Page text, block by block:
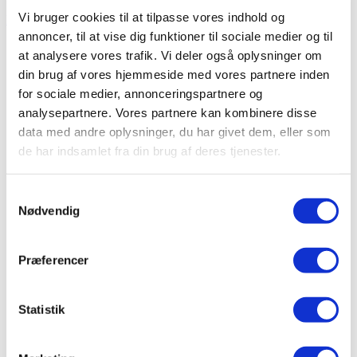
Vi bruger cookies til at tilpasse vores indhold og
annoncer, til at vise dig funktioner til sociale medier og til
at analysere vores trafik. Vi deler også oplysninger om
din brug af vores hjemmeside med vores partnere inden
for sociale medier, annonceringspartnere og
analysepartnere. Vores partnere kan kombinere disse
data med andre oplysninger, du har givet dem, eller som
de har indsamlet fra din brug af deres tjenester.
Nødvendig
Præferencer
Statistik
0,00 0 Kurv
Taurus 3-1 ICE med kølet vand i messing med rund tud
kr.7.995,00
Taurus 3-1 ICE FLEX, fleksibel udtræksslange med
Taurus 3-1 ICE med kølet vand i
bruneret kobber med rund tud
kr.7.995,00
Taurus 3-1 ICE vandhane inkl. køler,
samtlige slanger og fittings, klar til installation